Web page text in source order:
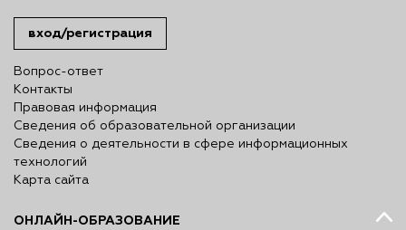
вход/регистрация
Вопрос-ответ
Контакты
Правовая информация
Сведения об образовательной организации
Сведения о деятельности в сфере информационных
технологий
Карта сайта
ОНЛАЙН-ОБРАЗОВАНИЕ